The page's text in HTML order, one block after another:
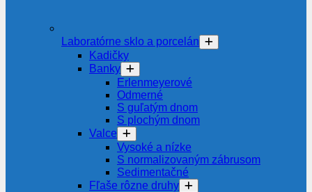
Laboratórne sklo a porcelán
Kadičky
Banky
Erlenmeyerové
Odmerné
S guľatým dnom
S plochým dnom
Valce
Vysoké a nízke
S normalizovaným zábrusom
Sedimentačné
Fľaše rôzne druhy